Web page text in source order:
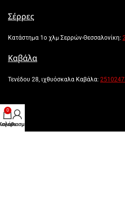
Σέρρες
Κατάστημα 1ο χλμ Σερρών-Θεσσαλονίκη:
Καβάλα
Τενέδου 28, ιχθυόσκαλα Καβάλα:
0
μου